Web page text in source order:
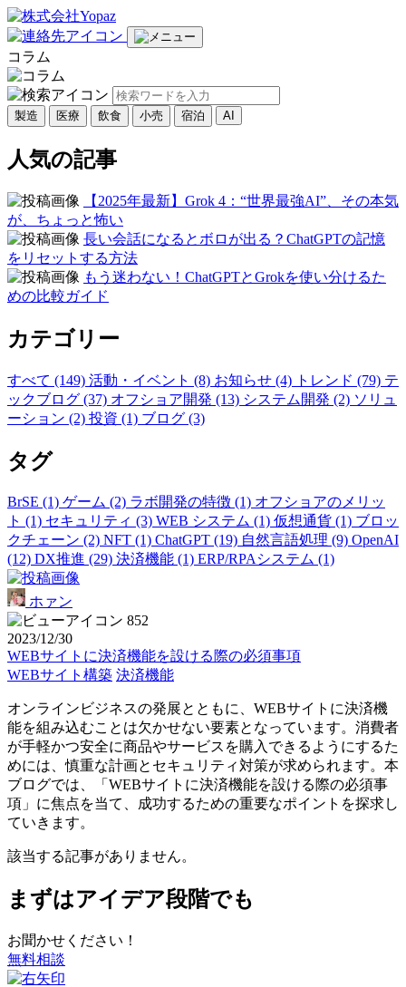
コラム
製造 医療 飲食 小売 宿泊 AI
人気の記事
【2025年最新】Grok 4：“世界最強AI”、その本気
が、ちょっと怖い
長い会話になるとボロが出る？ChatGPTの記憶
をリセットする方法
もう迷わない！ChatGPTとGrokを使い分けるた
めの比較ガイド
カテゴリー
すべて (149) 活動・イベント (8) お知らせ (4) トレンド (79) テ
ックブログ (37) オフショア開発 (13) システム開発 (2) ソリュ
ーション (2) 投資 (1) ブログ (3)
タグ
BrSE (1) ゲーム (2) ラボ開発の特徴 (1) オフショアのメリッ
ト (1) セキュリティ (3) WEB システム (1) 仮想通貨 (1) ブロッ
クチェーン (2) NFT (1) ChatGPT (19) 自然言語処理 (9) OpenAI
(12) DX推進 (29) 決済機能 (1) ERP/RPAシステム (1)
ホァン
852
2023/12/30
WEBサイトに決済機能を設ける際の必須事項
WEBサイト構築 決済機能
オンラインビジネスの発展とともに、WEBサイトに決済機
能を組み込むことは欠かせない要素となっています。消費者
が手軽かつ安全に商品やサービスを購入できるようにするた
めには、慎重な計画とセキュリティ対策が求められます。本
ブログでは、「WEBサイトに決済機能を設ける際の必須事
項」に焦点を当て、成功するための重要なポイントを探求し
ていきます。
該当する記事がありません。
まずはアイデア段階でも
お聞かせください！
無料相談